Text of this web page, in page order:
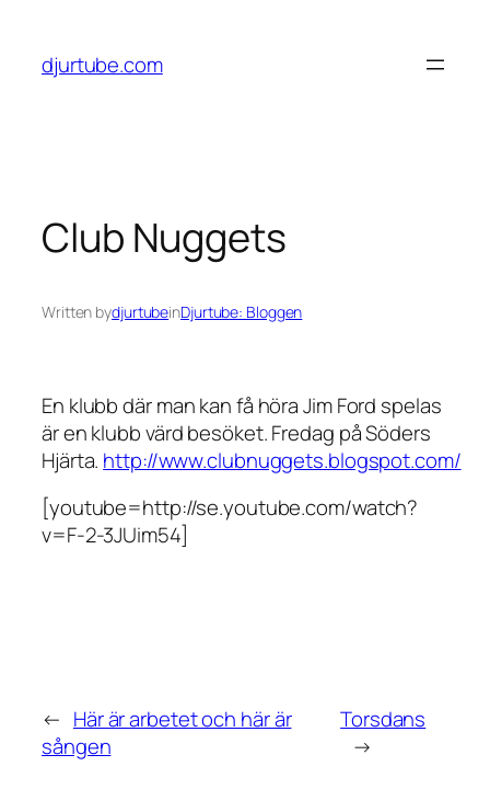
content
djurtube.com
Club Nuggets
Written bydjurtubeinDjurtube: Bloggen
En klubb där man kan få höra Jim Ford spelas
är en klubb värd besöket. Fredag på Söders
Hjärta. http://www.clubnuggets.blogspot.com/
[youtube=http://se.youtube.com/watch?
v=F-2-3JUim54]
← Här är arbetet och här är
sången
Torsdans
→